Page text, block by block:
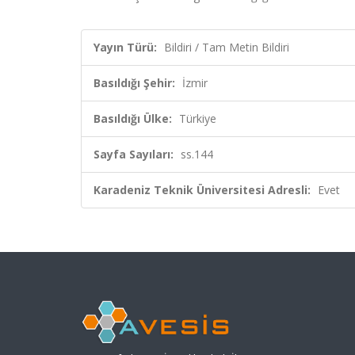
Yayın Türü: Bildiri / Tam Metin Bildiri
Basıldığı Şehir: İzmir
Basıldığı Ülke: Türkiye
Sayfa Sayıları: ss.144
Karadeniz Teknik Üniversitesi Adresli: Evet